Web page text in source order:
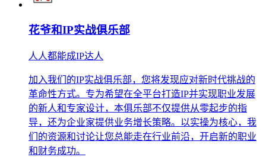
花爷和IP实战俱乐部
人人都能成IP达人
加入我们的IP实战俱乐部，您将发现应对新时代挑战的
革命性方式。专为希望在全平台打造IP并实现职业发展
的新人和专家设计，本俱乐部不仅提供从零起步的指
导，还为企业家提供业务增长策略。以实操为核心，我
们的资源和讨论让您总能走在行业前沿，开启新的职业
和财务成功。